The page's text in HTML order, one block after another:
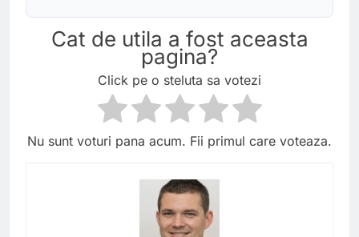
Cat de utila a fost aceasta
pagina?
Click pe o steluta sa votezi
Nu sunt voturi pana acum. Fii primul care voteaza.